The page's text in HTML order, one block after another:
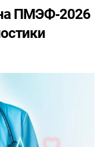
ПМЭФ‑2026